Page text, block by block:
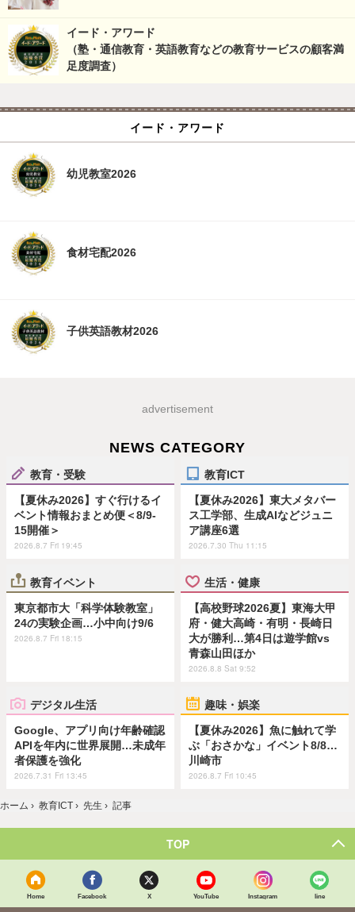
イード・アワード
（塾・通信教育・英語教育などの教育サービスの顧客満
足度調査）
イード・アワード
幼児教室2026
食材宅配2026
子供英語教材2026
advertisement
NEWS CATEGORY
教育・受験
【夏休み2026】すぐ行けるイ
ベント情報おまとめ便＜8/9-
15開催＞
2026.8.7 Fri 19:45
教育ICT
【夏休み2026】東大メタバー
ス工学部、生成AIなどジュニ
ア講座6選
2026.7.30 Thu 11:15
教育イベント
東京都市大「科学体験教室」
24の実験企画…小中向け9/6
2026.8.7 Fri 18:15
生活・健康
【高校野球2026夏】東海大甲
府・健大高崎・有明・長崎日
大が勝利…第4日は遊学館vs
青森山田ほか
2026.8.8 Sat 9:52
デジタル生活
Google、アプリ向け年齢確認
APIを年内に世界展開…未成年
者保護を強化
2026.7.31 Fri 13:45
趣味・娯楽
【夏休み2026】魚に触れて学
ぶ「おさかな」イベント8/8…
川崎市
2026.8.7 Fri 10:45
ホーム › 教育ICT › 先生 › 記事
TOP
Home Facebook X YouTube Instagram line